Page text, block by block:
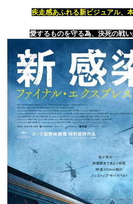
疾走感あふれる新ビジュアル、
愛するものを守る為、決死の戦